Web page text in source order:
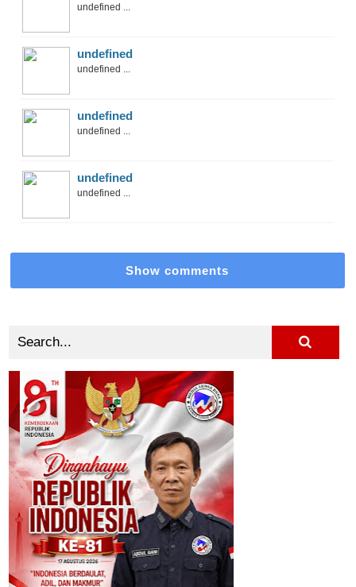
undefined ...
undefined
undefined ...
undefined
undefined ...
undefined
undefined ...
Show comments